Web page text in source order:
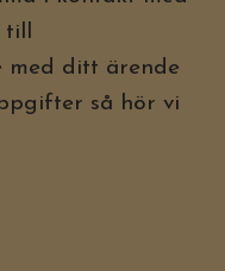
med ditt ärende
så hör vi